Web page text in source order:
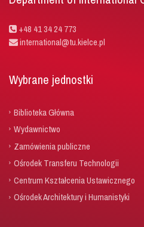
+48 41 34 24 773
international@tu.kielce.pl
Wybrane jednostki
Biblioteka Główna
Wydawnictwo
Zamówienia publiczne
Ośrodek Transferu Technologii
Centrum Kształcenia Ustawicznego
Ośrodek Architektury i Humanistyki